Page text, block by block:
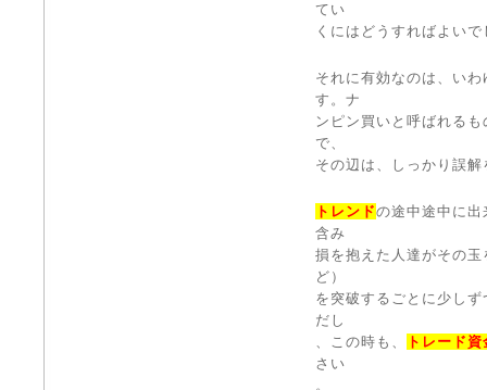
てい
くにはどうすればよいで
それに有効なのは、い
す。ナ
ンピン買いと呼ばれる
で、
その辺は、しっかり誤
トレンドの途中途中に
含み
損を抱えた人達がその
ど）
を突破するごとに少し
だし
、この時も、
トレード資
さい
。